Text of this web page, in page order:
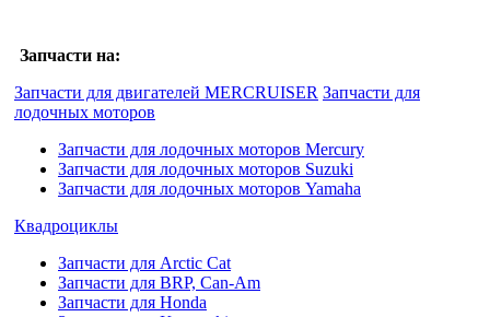
Запчасти на:
Запчасти для двигателей MERCRUISER Запчасти для
лодочных моторов
Запчасти для лодочных моторов Mercury
Запчасти для лодочных моторов Suzuki
Запчасти для лодочных моторов Yamaha
Квадроциклы
Запчасти для Arctic Cat
Запчасти для BRP, Can-Am
Запчасти для Honda